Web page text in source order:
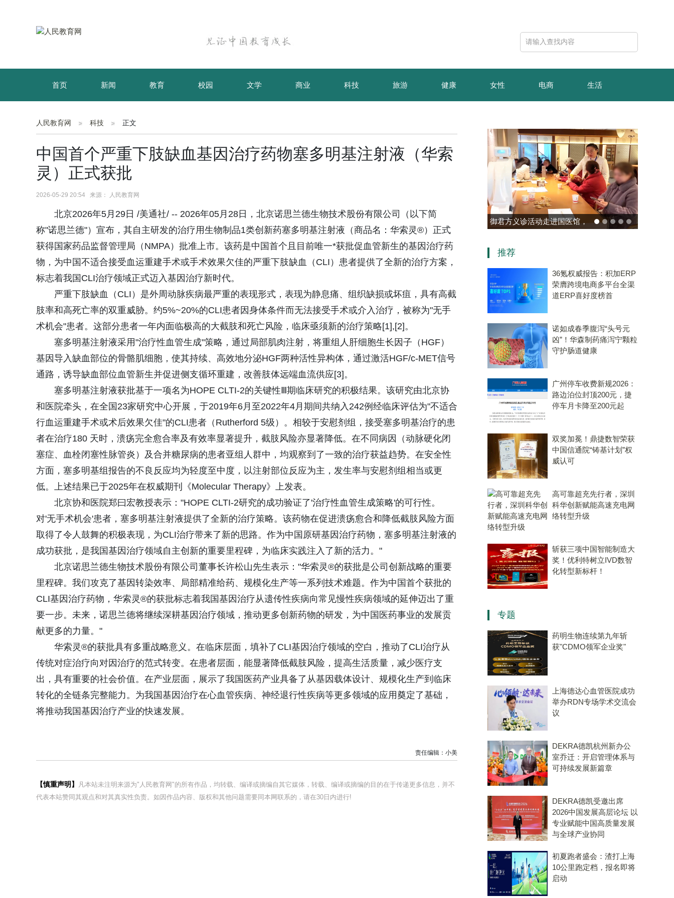
首页 新闻 教育 校园 文学 商业 科技 旅游 健康 女性 电商 生活
育儿 资讯
人民教育网 科技 正文
中国首个严重下肢缺血基因治疗药物塞多明基注射液（华索
灵）正式获批
2026-05-29 20:54 来源： 人民教育网
北京2026年5月29日 /美通社/ -- 2026年05月28日，北京诺思兰德生物技术股份有限公司（以下简
称"诺思兰德"）宣布，其自主研发的治疗用生物制品1类创新药塞多明基注射液（商品名：华索灵®）正式
获得国家药品监督管理局（NMPA）批准上市。该药是中国首个且目前唯一*获批促血管新生的基因治疗药
物，为中国不适合接受血运重建手术或手术效果欠佳的严重下肢缺血（CLI）患者提供了全新的治疗方案，
标志着我国CLI治疗领域正式迈入基因治疗新时代。
严重下肢缺血（CLI）是外周动脉疾病最严重的表现形式，表现为静息痛、组织缺损或坏疽，具有高截
肢率和高死亡率的双重威胁。约5%~20%的CLI患者因身体条件而无法接受手术或介入治疗，被称为"无手
术机会"患者。这部分患者一年内面临极高的大截肢和死亡风险，临床亟须新的治疗策略[1],[2]。
塞多明基注射液采用"治疗性血管生成"策略，通过局部肌肉注射，将重组人肝细胞生长因子（HGF）
基因导入缺血部位的骨骼肌细胞，使其持续、高效地分泌HGF两种活性异构体，通过激活HGF/c-MET信号
通路，诱导缺血部位血管新生并促进侧支循环重建，改善肢体远端血流供应[3]。
塞多明基注射液获批基于一项名为HOPE CLTI-2的关键性Ⅲ期临床研究的积极结果。该研究由北京协
和医院牵头，在全国23家研究中心开展，于2019年6月至2022年4月期间共纳入242例经临床评估为"不适合
行血运重建手术或术后效果欠佳"的CLI患者（Rutherford 5级）。相较于安慰剂组，接受塞多明基治疗的患
者在治疗180 天时，溃疡完全愈合率及有效率显著提升，截肢风险亦显著降低。在不同病因（动脉硬化闭
塞症、血栓闭塞性脉管炎）及合并糖尿病的患者亚组人群中，均观察到了一致的治疗获益趋势。在安全性
方面，塞多明基组报告的不良反应均为轻度至中度，以注射部位反应为主，发生率与安慰剂组相当或更
低。上述结果已于2025年在权威期刊《Molecular Therapy》上发表。
北京协和医院郑曰宏教授表示："HOPE CLTI-2研究的成功验证了'治疗性血管生成策略'的可行性。
对'无手术机会'患者，塞多明基注射液提供了全新的治疗策略。该药物在促进溃疡愈合和降低截肢风险方面
取得了令人鼓舞的积极表现，为CLI治疗带来了新的思路。作为中国原研基因治疗药物，塞多明基注射液的
成功获批，是我国基因治疗领域自主创新的重要里程碑，为临床实践注入了新的活力。"
北京诺思兰德生物技术股份有限公司董事长许松山先生表示："华索灵®的获批是公司创新战略的重要
里程碑。我们攻克了基因转染效率、局部精准给药、规模化生产等一系列技术难题。作为中国首个获批的
CLI基因治疗药物，华索灵®的获批标志着我国基因治疗从遗传性疾病向常见慢性疾病领域的延伸迈出了重
要一步。未来，诺思兰德将继续深耕基因治疗领域，推动更多创新药物的研发，为中国医药事业的发展贡
献更多的力量。"
华索灵®的获批具有多重战略意义。在临床层面，填补了CLI基因治疗领域的空白，推动了CLI治疗从
传统对症治疗向对因治疗的范式转变。在患者层面，能显著降低截肢风险，提高生活质量，减少医疗支
出，具有重要的社会价值。在产业层面，展示了我国医药产业具备了从基因载体设计、规模化生产到临床
转化的全链条完整能力。为我国基因治疗在心血管疾病、神经退行性疾病等更多领域的应用奠定了基础，
将推动我国基因治疗产业的快速发展。
责任编辑：小美
【慎重声明】
凡本站未注明来源为"人民教育网"的所有作品，均转载、编译或摘编自其它媒体，转载、编译或摘编的目的在于传递更多信息，并不
代表本站赞同其观点和对其真实性负责。如因作品内容、版权和其他问题需要同本网联系的，请在30日内进行!
御君方义诊活动走进国医馆，
会客厅”成健康新地标
推荐
36氪权威报告：积加ERP
荣膺跨境电商多平台全渠
道ERP喜好度榜首
诺如成春季腹泻“头号元
凶”！华森制药痛泻宁颗粒
守护肠道健康
广州停车收费新规2026：
路边泊位封顶200元，捷
停车月卡降至200元起
双奖加冕！鼎捷数智荣获
中国信通院“铸基计划”权
威认可
高可靠超充先行者，深圳
科华创新赋能高速充电网
络转型升级
斩获三项中国智能制造大
奖！优利特树立IVD数智
化转型新标杆！
专题
药明生物连续第九年斩
获"CDMO领军企业奖"
上海德达心血管医院成功
举办RDN专场学术交流会
议
DEKRA德凯杭州新办公
室乔迁：开启管理体系与
可持续发展新篇章
DEKRA德凯受邀出席
2026中国发展高层论坛 以
专业赋能中国高质量发展
与全球产业协同
初夏跑者盛会：渣打上海
10公里跑定档，报名即将
启动